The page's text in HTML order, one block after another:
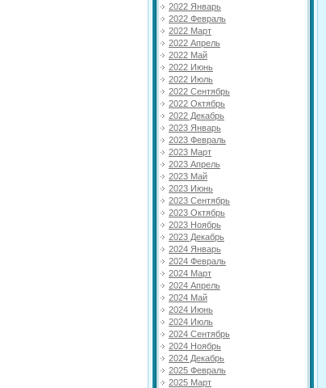
2022 Январь
2022 Февраль
2022 Март
2022 Апрель
2022 Май
2022 Июнь
2022 Июль
2022 Сентябрь
2022 Октябрь
2022 Декабрь
2023 Январь
2023 Февраль
2023 Март
2023 Апрель
2023 Май
2023 Июнь
2023 Сентябрь
2023 Октябрь
2023 Ноябрь
2023 Декабрь
2024 Январь
2024 Февраль
2024 Март
2024 Апрель
2024 Май
2024 Июнь
2024 Июль
2024 Сентябрь
2024 Ноябрь
2024 Декабрь
2025 Февраль
2025 Март